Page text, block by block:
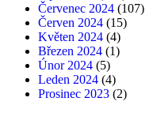
Červenec 2024 (107)
Červen 2024 (15)
Květen 2024 (4)
Březen 2024 (1)
Únor 2024 (5)
Leden 2024 (4)
Prosinec 2023 (2)